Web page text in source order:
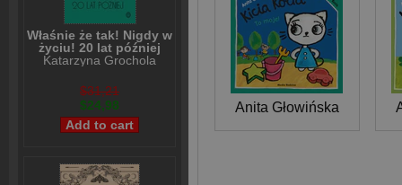
Właśnie że tak! Nigdy w
życiu! 20 lat później
Katarzyna Grochola
$31,21
$24,98
Anita Głowińska